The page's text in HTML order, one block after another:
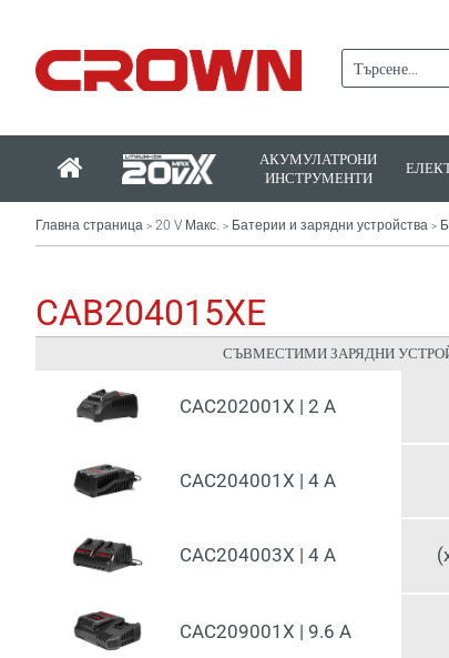
АКУМУЛАТРОНИ
ИНСТРУМЕНТИ
Главна страница > 20 V Макс. > Батерии и зарядни устройства >
CAB204015XE
СЪВМЕСТИМИ ЗАРЯДНИ
CAC202001X | 2 A
CAC204001X | 4 A
CAC204003X | 4 A
CAC209001X | 9.6 A